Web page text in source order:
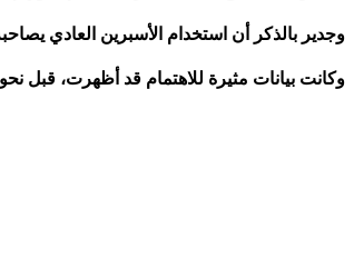
وجدير بالذكر أن استخدام الأسبرين العادي
وكانت بيانات مثيرة للاهتمام قد أظهرت، قبل